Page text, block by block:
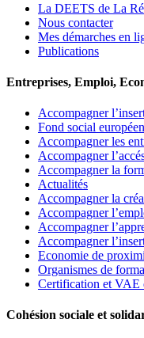
La DEETS de La
Nous contacter
Mes démarches en
Publications
Entreprises, Emploi,
Accompagner
Fond social européen
Accompagner les
Accompagner
Accompagner la
Actualités
Accompagner la
Accompagner
Accompagner
Accompagner
Economie de
Organismes de
Certification et VAE
Cohésion sociale et